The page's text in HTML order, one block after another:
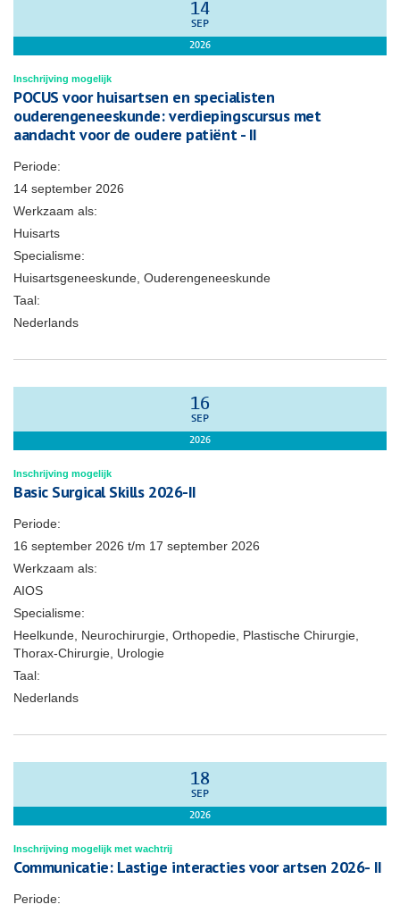
14
SEP
2026
Inschrijving mogelijk
POCUS voor huisartsen en specialisten
ouderengeneeskunde: verdiepingscursus met
aandacht voor de oudere patiënt - II
Periode:
14 september 2026
Werkzaam als:
Huisarts
Specialisme:
Huisartsgeneeskunde, Ouderengeneeskunde
Taal:
Nederlands
16
SEP
2026
Inschrijving mogelijk
Basic Surgical Skills 2026-II
Periode:
16 september 2026 t/m 17 september 2026
Werkzaam als:
AIOS
Specialisme:
Heelkunde, Neurochirurgie, Orthopedie, Plastische Chirurgie,
Thorax-Chirurgie, Urologie
Taal:
Nederlands
18
SEP
2026
Inschrijving mogelijk met wachtrij
Communicatie: Lastige interacties voor artsen 2026- II
Periode: